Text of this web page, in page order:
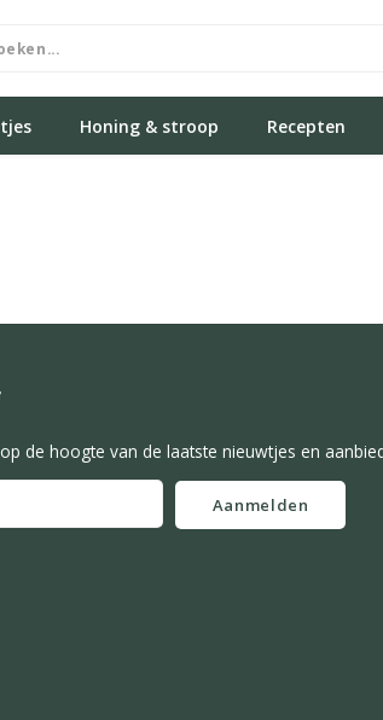
Honing & stroop Recepten
de hoogte van de laatste nieuwtjes en
Aanmelden